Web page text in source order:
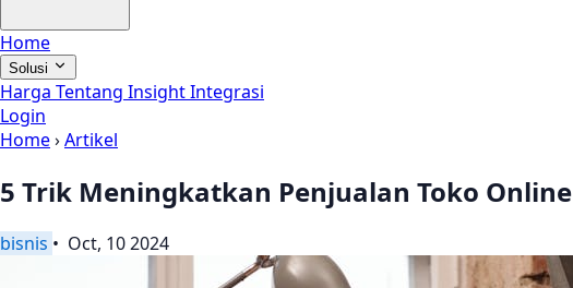
Home
Solusi
Harga Tentang InsightIntegrasi
Login
Home›Artikel
5 Trik Meningkatkan Penjualan Toko Online
bisnis • Oct, 10 2024